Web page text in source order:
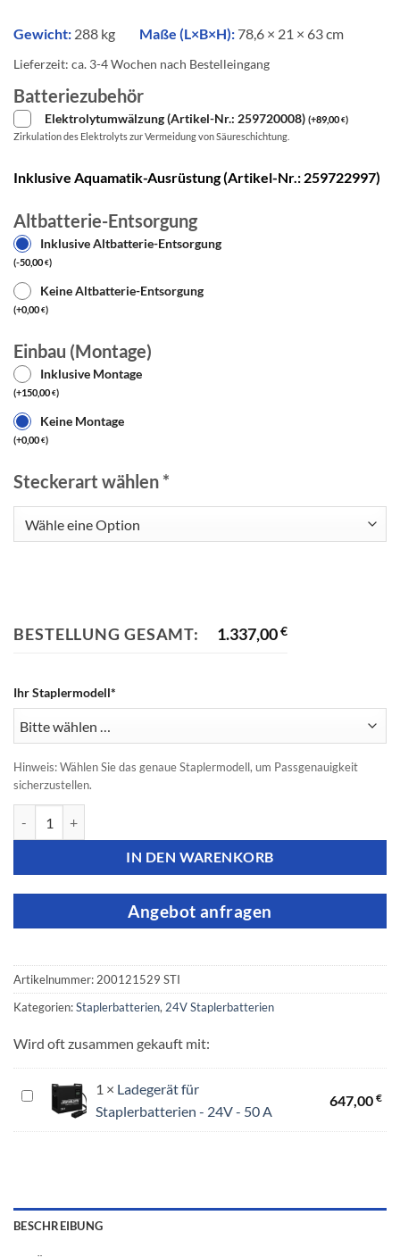
Gewicht: 288 kg Maße (L×B×H): 78,6 × 21 × 63 cm
Lieferzeit: ca. 3-4 Wochen nach Bestelleingang
Batteriezubehör
Elektrolytumwälzung (Artikel-Nr.: 259720008) (+89,00 €)
Zirkulation des Elektrolyts zur Vermeidung von Säureschichtung.
Inklusive Aquamatik-Ausrüstung (Artikel-Nr.: 259722997)
Altbatterie-Entsorgung
Inklusive Altbatterie-Entsorgung
(-50,00 €)
Keine Altbatterie-Entsorgung
(+0,00 €)
Einbau (Montage)
Inklusive Montage
(+150,00 €)
Keine Montage
(+0,00 €)
Steckerart wählen *
BESTELLUNG GESAMT: 1.337,00€
Ihr Staplermodell*
Hinweis: Wählen Sie das genaue Staplermodell, um Passgenauigkeit
sicherzustellen.
IN DEN WARENKORB
Angebot anfragen
Artikelnummer:200121529 STI
Kategorien:Staplerbatterien,24V Staplerbatterien
Wird oft zusammen gekauft mit:
Ladegerät
Staplerbatterien
50
1 × Ladegerät für
Staplerbatterien - 24V - 50 A
647,00 €
BESCHREIBUNG